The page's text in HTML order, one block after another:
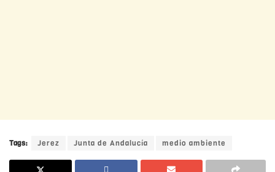
Tags: Jerez Junta de Andalucía medio ambiente